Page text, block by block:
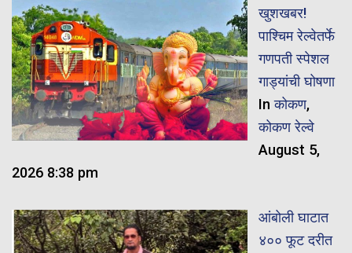
खुशखबर!
पाश्चिम रेल्वेतर्फे
गणपती स्पेशल
गाड्यांची घोषणा
Inकोकण,
कोकण रेल्वे
August 5,
2026 8:38 pm
आंबोली घाटात
४०० फूट दरीत